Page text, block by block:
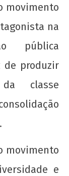
movimento
na
pública
de produzir
classe
movimento
e